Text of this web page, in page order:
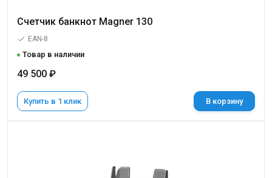
Счетчик банкнот Magner 130
EAN-8
Товар в наличии
49 500 ₽
Купить в 1 клик В корзину